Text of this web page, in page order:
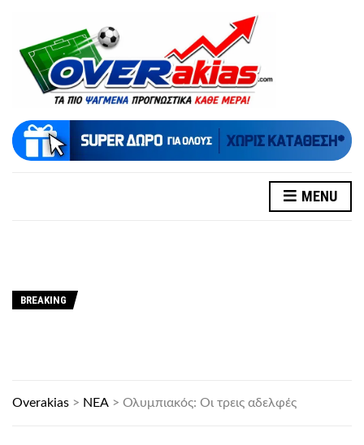
MENU
BREAKING
Overakias > ΝΕΑ > Ολυμπιακός: Οι τρεις αδελφές